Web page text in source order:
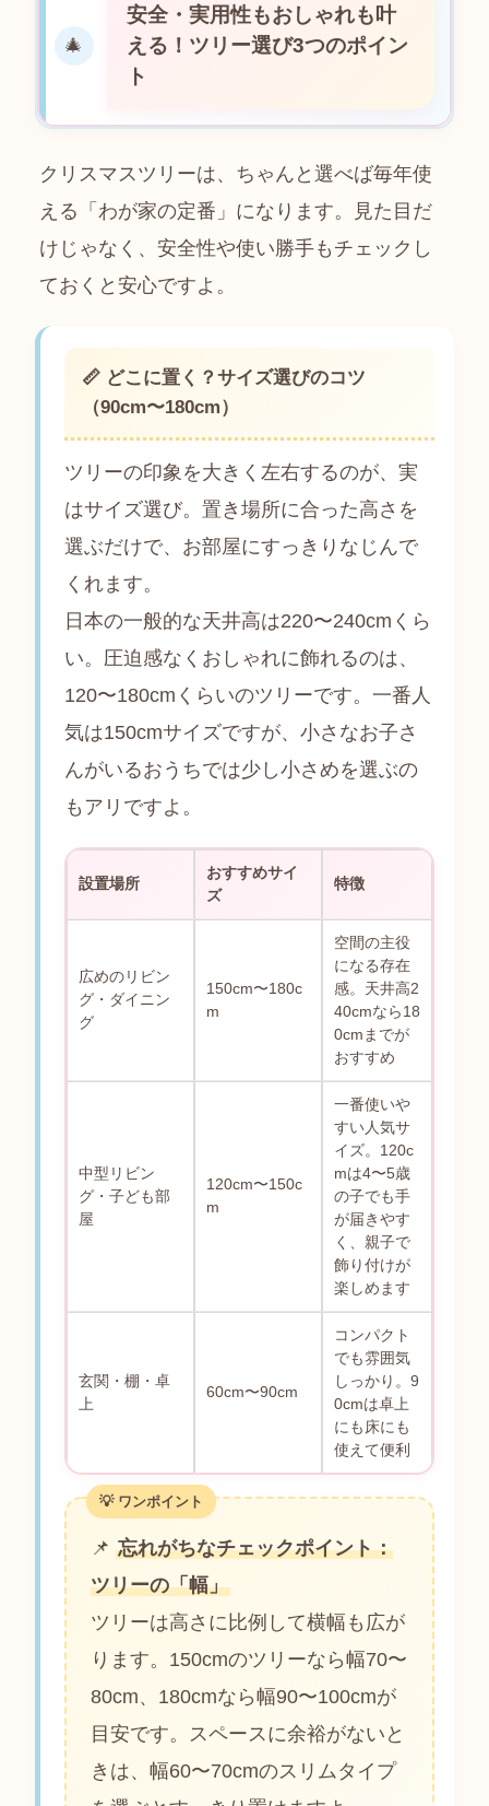
🎄
安全・実用性もおしゃれも叶
える！ツリー選び3つのポイン
ト
クリスマスツリーは、ちゃんと選べば毎年使
える「わが家の定番」になります。見た目だ
けじゃなく、安全性や使い勝手もチェックし
ておくと安心ですよ。
📏 どこに置く？サイズ選びのコツ
（90cm〜180cm）
ツリーの印象を大きく左右するのが、実
はサイズ選び。置き場所に合った高さを
選ぶだけで、お部屋にすっきりなじんで
くれます。
日本の一般的な天井高は220〜240cmくら
い。圧迫感なくおしゃれに飾れるのは、
120〜180cmくらいのツリーです。一番人
気は150cmサイズですが、小さなお子さ
んがいるおうちでは少し小さめを選ぶの
もアリですよ。
設置場所
おすすめサイ
ズ
特徴
広めのリビン
グ・ダイニン
グ
150cm〜180c
m
空間の主役
になる存在
感。天井高2
40cmなら18
0cmまでが
おすすめ
中型リビン
グ・子ども部
屋
120cm〜150c
m
一番使いや
すい人気サ
イズ。120c
mは4〜5歳
の子でも手
が届きやす
く、親子で
飾り付けが
楽しめます
玄関・棚・卓
上
60cm〜90cm
コンパクト
でも雰囲気
しっかり。9
0cmは卓上
にも床にも
使えて便利
📌 忘れがちなチェックポイント：
ツリーの「幅」
ツリーは高さに比例して横幅も広が
ります。150cmのツリーなら幅70〜
80cm、180cmなら幅90〜100cmが
目安です。スペースに余裕がないと
きは、幅60〜70cmのスリムタイプ